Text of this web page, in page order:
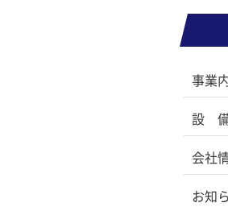
事業
設
会社
お知